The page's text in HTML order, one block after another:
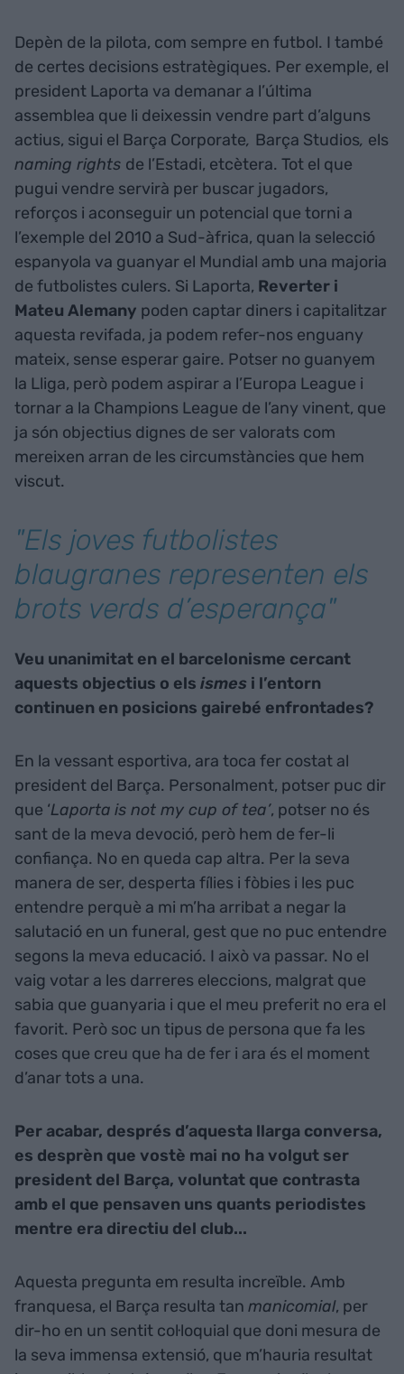
Depèn de la pilota, com sempre en futbol. I també
de certes decisions estratègiques. Per exemple, el
president Laporta va demanar a l’última
assemblea que li deixessin vendre part d’alguns
actius, sigui el Barça Corporate, Barça Studios, els
naming rights de l’Estadi, etcètera. Tot el que
pugui vendre servirà per buscar jugadors,
reforços i aconseguir un potencial que torni a
l’exemple del 2010 a Sud-àfrica, quan la selecció
espanyola va guanyar el Mundial amb una majoria
de futbolistes culers. Si Laporta, Reverter i
Mateu Alemany poden captar diners i capitalitzar
aquesta revifada, ja podem refer-nos enguany
mateix, sense esperar gaire. Potser no guanyem
la Lliga, però podem aspirar a l’Europa League i
tornar a la Champions League de l’any vinent, que
ja són objectius dignes de ser valorats com
mereixen arran de les circumstàncies que hem
viscut.
"Els joves futbolistes
blaugranes representen els
brots verds d’esperança"
Veu unanimitat en el barcelonisme cercant
aquests objectius o els ismes i l’entorn
continuen en posicions gairebé enfrontades?
En la vessant esportiva, ara toca fer costat al
president del Barça. Personalment, potser puc dir
que ‘Laporta is not my cup of tea’, potser no és
sant de la meva devoció, però hem de fer-li
confiança. No en queda cap altra. Per la seva
manera de ser, desperta fílies i fòbies i les puc
entendre perquè a mi m’ha arribat a negar la
salutació en un funeral, gest que no puc entendre
segons la meva educació. I això va passar. No el
vaig votar a les darreres eleccions, malgrat que
sabia que guanyaria i que el meu preferit no era el
favorit. Però soc un tipus de persona que fa les
coses que creu que ha de fer i ara és el moment
d’anar tots a una.
Per acabar, després d’aquesta llarga conversa,
es desprèn que vostè mai no ha volgut ser
president del Barça, voluntat que contrasta
amb el que pensaven uns quants periodistes
mentre era directiu del club...
Aquesta pregunta em resulta increïble. Amb
franquesa, el Barça resulta tan manicomial, per
dir-ho en un sentit col·loquial que doni mesura de
la seva immensa extensió, que m’hauria resultat